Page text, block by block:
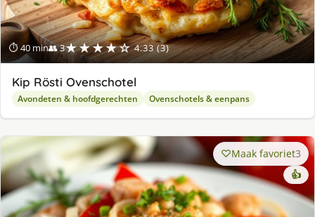
⏱ 40 min👥 3★★★★☆ 4.33 (3)
Kip Rösti Ovenschotel
Avondeten & hoofdgerechten Ovenschotels & eenpans
Maak favoriet3
👍